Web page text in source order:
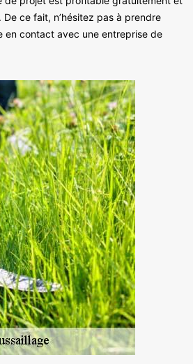
ce fait, n’hésitez pas à prendre
en contact avec une entreprise de